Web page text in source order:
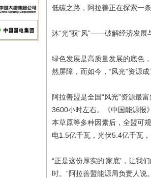
低碳之路，阿拉善正在探索一
沐“光”驭“风”——破解经济发展
绿色发展是高质量发展的底色
然屏障，而如今，“风光”资源
阿拉善盟是全国“风光”资源最
3600小时左右。《中国能源报
本草原等多种因素后，全盟可
电1.5亿千瓦，光伏5.4亿千瓦
“正是这份厚实的‘家底’，让
时。”阿拉善盟能源局负责人说